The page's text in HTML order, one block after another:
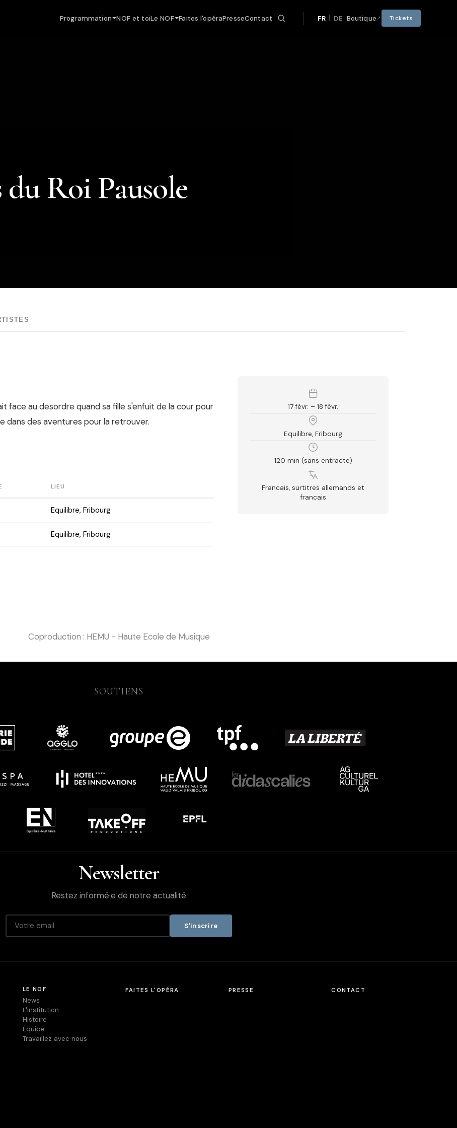
Programmation NOF et toiLe NOF Faites l'opéraPresseContact FR | DE Boutique Tickets
Roi Pausole
face au desordre quand sa fille s'enfuit de la cour pour
dans des aventures pour la retrouver.
LIEU
Equilibre, Fribourg
Equilibre, Fribourg
17 févr. – 18 févr.
Equilibre, Fribourg
120 min (sans entracte)
Francais, surtitres allemands et
francais
Coproduction : HEMU - Haute Ecole de Musique
SOUTIENS
Newsletter
Restez informé·e de notre actualité
S'inscrire
LE NOF
News
L'institution
Histoire
Équipe
Travaillez avec nous
FAITES L'OPÉRA PRESSE CONTACT